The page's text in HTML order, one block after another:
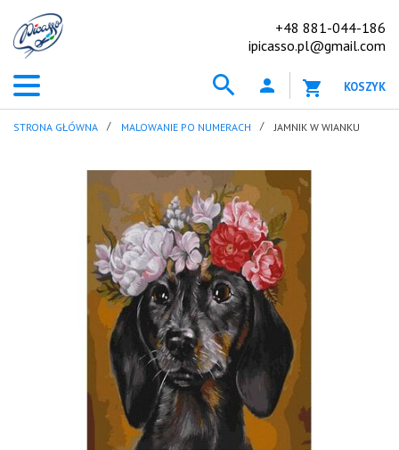
+48 881-044-186
ipicasso.pl@gmail.com
KOSZYK
STRONA GŁÓWNA MALOWANIE PO NUMERACH JAMNIK W WIANKU